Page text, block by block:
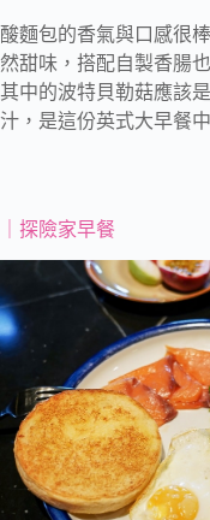
酸麵包的香氣與口感很
然甜味，搭配自製香腸
其中的波特貝勒菇應該
汁，是這份英式大早餐
｜探險家早餐